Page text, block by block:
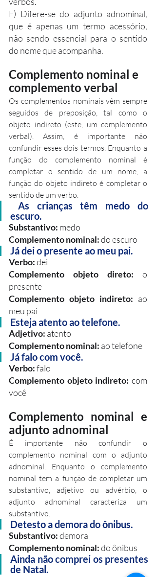
F) Difere-se do adjunto adnominal,
que é apenas um termo acessório,
não sendo essencial para o sentido
do nome que acompanha.
Complemento nominal e
complemento verbal
Os complementos nominais vêm sempre
seguidos de preposição, tal como o
objeto indireto (este, um complemento
verbal). Assim, é importante não
confundir esses dois termos. Enquanto a
função do complemento nominal é
completar o sentido de um nome, a
função do objeto indireto é completar o
sentido de um verbo.
As crianças têm medo do
escuro.
Substantivo: medo
Complemento nominal: do escuro
Já dei o presente ao meu pai.
Verbo: dei
Complemento objeto direto: o
presente
Complemento objeto indireto: ao
meu pai
Esteja atento ao telefone.
Adjetivo: atento
Complemento nominal: ao telefone
Já falo com você.
Verbo: falo
Complemento objeto indireto: com
você
Complemento nominal e
adjunto adnominal
É importante não confundir o
complemento nominal com o adjunto
adnominal. Enquanto o complemento
nominal tem a função de completar um
substantivo, adjetivo ou advérbio, o
adjunto adnominal caracteriza um
substantivo.
Detesto a demora do ônibus.
Substantivo: demora
Complemento nominal: do ônibus
Ainda não comprei os presentes
de Natal.